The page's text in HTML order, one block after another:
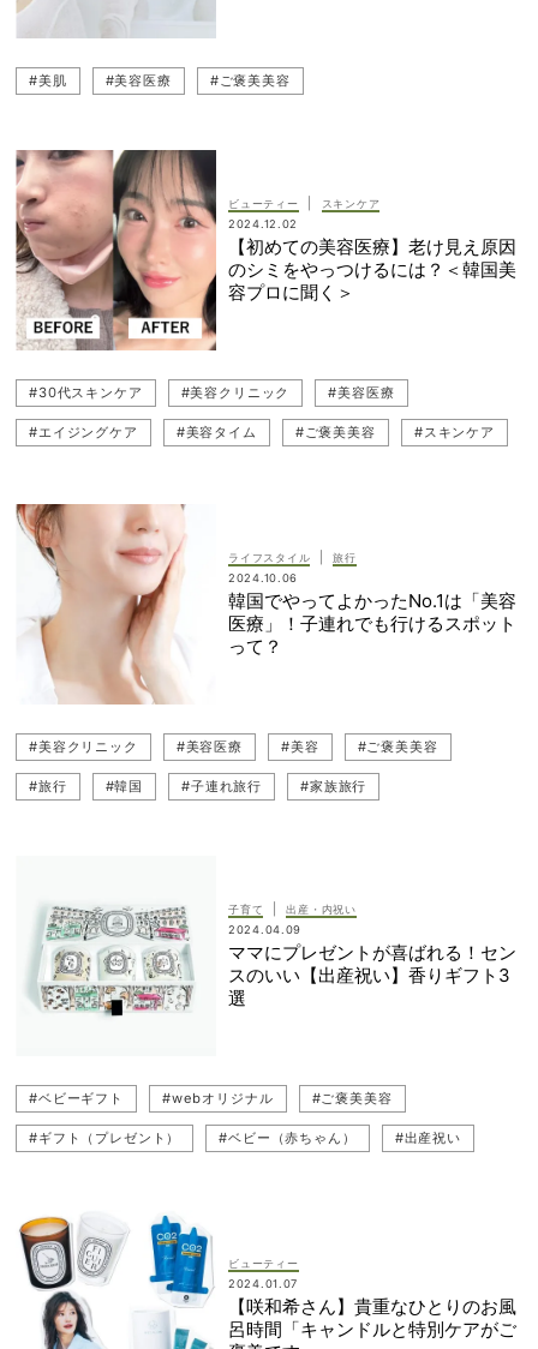
#美肌 #美容医療 #ご褒美美容
ビューティー
スキンケア
2024.12.02
【初めての美容医療】老け見え原因
のシミをやっつけるには？＜韓国美
容プロに聞く＞
#30代スキンケア #美容クリニック #美容医療
#エイジングケア #美容タイム #ご褒美美容 #スキンケア
ライフスタイル
旅行
2024.10.06
韓国でやってよかったNo.1は「美容
医療」！子連れでも行けるスポット
って？
#美容クリニック #美容医療 #美容 #ご褒美美容
#旅行 #韓国 #子連れ旅行 #家族旅行
子育て
出産・内祝い
2024.04.09
ママにプレゼントが喜ばれる！セン
スのいい【出産祝い】香りギフト3
選
#ベビーギフト #webオリジナル #ご褒美美容
#ギフト（プレゼント） #ベビー（赤ちゃん） #出産祝い
ビューティー
2024.01.07
【咲和希さん】貴重なひとりのお風
呂時間「キャンドルと特別ケアがご